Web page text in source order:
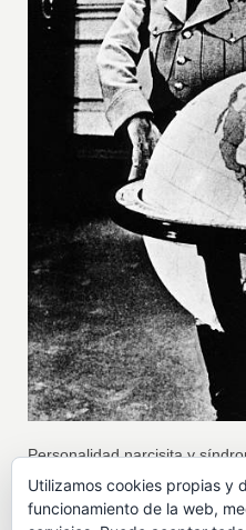
Personalidad narcisita y
Dictador
Utilizamos cookies propias y
funcionamiento de la web,